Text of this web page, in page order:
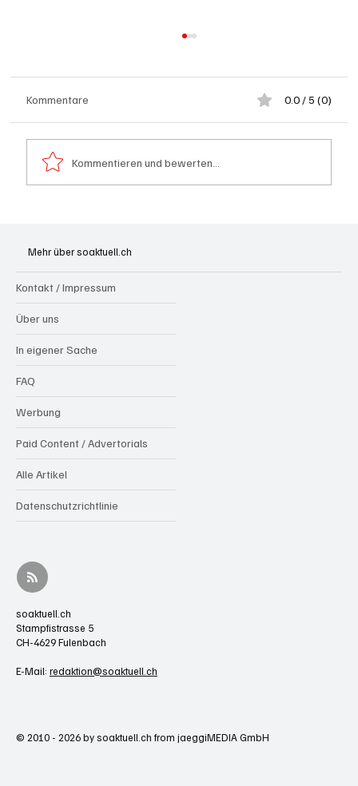
gesucht)
Kommentare 0.0 / 5 (0)
Kommentieren und bewerten...
Mehr über soaktuell.ch
Kontakt / Impressum
Über uns
In eigener Sache
FAQ
Werbung
Paid Content / Advertorials
Alle Artikel
Datenschutzrichtlinie
soaktuell.ch
Stampfistrasse 5
CH-4629 Fulenbach
E-Mail: redaktion@soaktuell.ch
© 2010 - 2026 by soaktuell.ch from jaeggiMEDIA GmbH